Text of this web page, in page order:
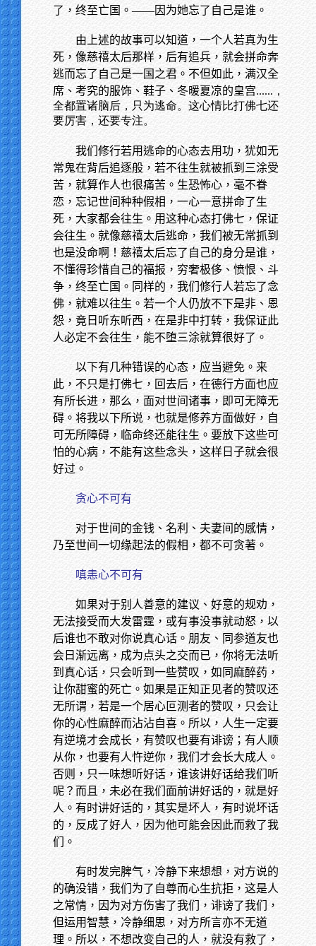
了，终至亡国。——因为她忘了自己是谁。
由上述的故事可以知道，一个人若真为生
死，像慈禧太后那样，后有追兵，就会拼命奔
逃而忘了自己是一国之君。不但如此，满汉全
席、考究的服饰、鞋子、冬暖夏凉的皇宫......，
全都置诸脑后，只为逃命。这心情比打佛七还
要厉害，还要专注。
我们修行若用逃命的心态去用功，犹如无
常鬼在背后追逐般，若不往生就被抓到三涂受
苦，就算作人也很痛苦。生恐怖心，毫不眷
恋，忘记世间种种假相，一心一意拼命了生
死，大家都会往生。用这种心态打佛七，保证
会往生。就像慈禧太后逃命，我们被无常抓到
也是没命啊！慈禧太后忘了自己的身分是谁，
不懂得珍惜自己的福报，穷奢极侈、愤恨、斗
争，终至亡国。同样的，我们修行人若忘了念
佛，就难以往生。若一个人仍放不下是非、恩
怨，竟日听东听西，在是非中打转，我保证此
人必定不会往生，能不堕三涂就算很好了。
以下有几种错误的心态，应当避免。来
此，不只是打佛七，回去后，在德行方面也应
有所长进，那么，面对世间诸事，即可无障无
碍。将我以下所说，也就是修养方面做好，自
可无所障碍，临命终还能往生。要放下这些可
怕的心病，不能有这些念头，这样日子就会很
好过。
贪心不可有
对于世间的金钱、名利、夫妻间的感情，
乃至世间一切缘起法的假相，都不可贪著。
嗔恚心不可有
如果对于别人善意的建议、好意的规劝，
无法接受而大发雷霆，或有事没事就动怒，以
后谁也不敢对你说真心话。朋友、同参道友也
会日渐远离，成为点头之交而已，你将无法听
到真心话，只会听到一些赞叹，如同麻醉药，
让你甜蜜的死亡。如果是正知正见者的赞叹还
无所谓，若是一个居心叵测者的赞叹，只会让
你的心性麻醉而沾沾自喜。所以，人生一定要
有逆境才会成长，有赞叹也要有诽谤；有人顺
从你，也要有人忤逆你，我们才会长大成人。
否则，只一味想听好话，谁该讲好话给我们听
呢？而且，未必在我们面前讲好话的，就是好
人。有时讲好话的，其实是坏人，有时说坏话
的，反成了好人，因为他可能会因此而救了我
们。
有时发完脾气，冷静下来想想，对方说的
的确没错，我们为了自尊而心生抗拒，这是人
之常情，因为对方伤害了我们，诽谤了我们，
但运用智慧，冷静细思，对方所言亦不无道
理。所以，不想改变自己的人，就没有救了，